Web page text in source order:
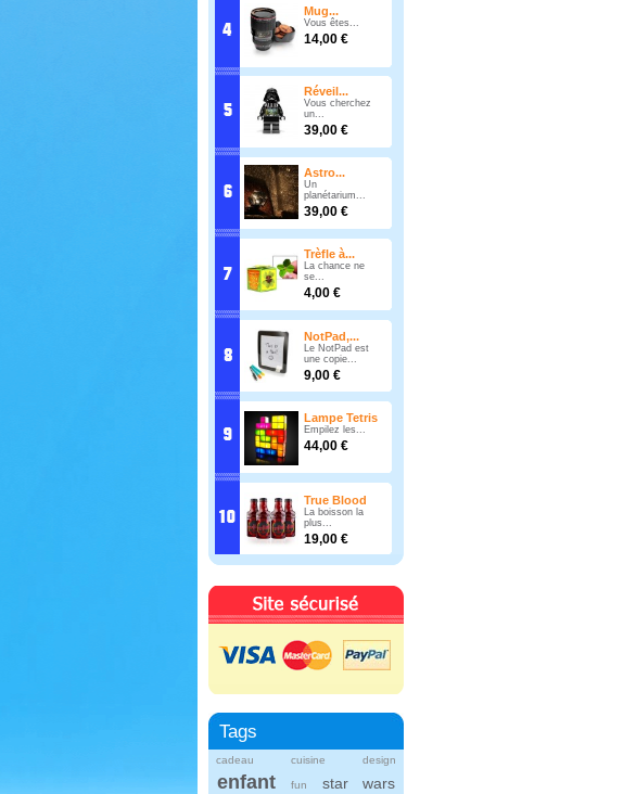
Mug...
Vous êtes...
14,00 €
Réveil...
Vous cherchez
un...
39,00 €
Astro...
Un
planétarium...
39,00 €
Trèfle à...
La chance ne
se...
4,00 €
NotPad,...
Le NotPad est
une copie...
9,00 €
Lampe Tetris
Empilez les...
44,00 €
True Blood
La boisson la
plus...
19,00 €
Tags
cadeau cuisine design
enfant fun star wars